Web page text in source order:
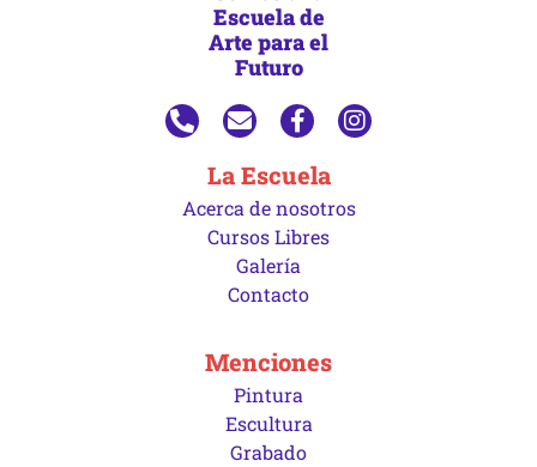
Escuela de
Arte para el
Futuro
La Escuela
Acerca de nosotros
Cursos Libres
Galería
Contacto
Menciones
Pintura
Escultura
Grabado